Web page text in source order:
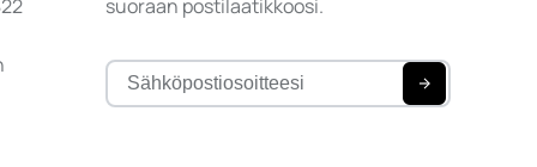
suoraan postilaatikkoosi.